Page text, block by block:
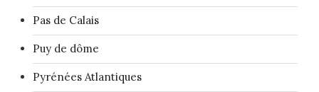
Pas de Calais
Puy de dôme
Pyrénées Atlantiques